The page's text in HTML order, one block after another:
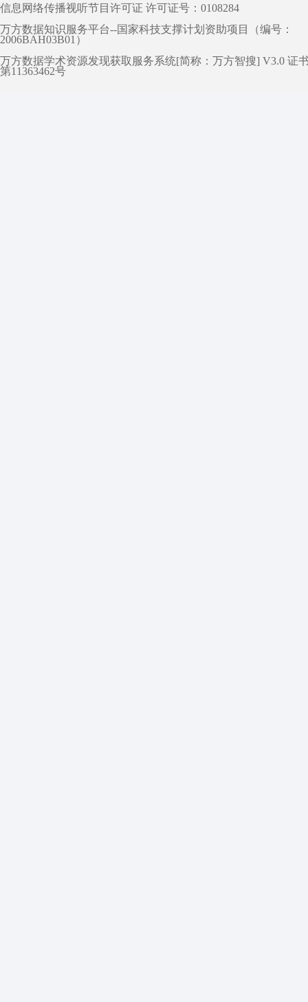
信息网络传播视听节目许可证 许可证号：0108284
万方数据知识服务平台--国家科技支撑计划资助项目（编号：
2006BAH03B01）
万方数据学术资源发现获取服务系统[简称：万方智搜] V3.0 证
第11363462号